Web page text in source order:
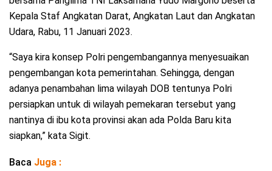
Kepala Staf Angkatan Darat, Angkatan Laut dan Angkatan
Udara, Rabu, 11 Januari 2023.
“Saya kira konsep Polri pengembangannya menyesuaikan
pengembangan kota pemerintahan. Sehingga, dengan
adanya penambahan lima wilayah DOB tentunya Polri
persiapkan untuk di wilayah pemekaran tersebut yang
nantinya di ibu kota provinsi akan ada Polda Baru kita
siapkan,” kata Sigit.
Baca Juga :